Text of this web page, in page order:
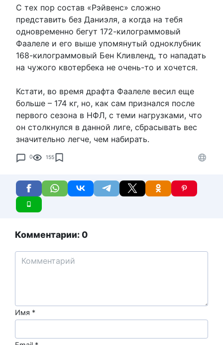
С тех пор состав «Рэйвенс» сложно
представить без Даниэля, а когда на тебя
одновременно бегут 172-килограммовый
Фаалеле и его выше упомянутый одноклубник
168-килограммовый Бен Кливленд, то нападать
на чужого квотербека не очень-то и хочется.
Кстати, во время драфта Фаалеле весил еще
больше – 174 кг, но, как сам признался после
первого сезона в НФЛ, с теми нагрузками, что
он столкнулся в данной лиге, сбрасывать вес
значительно легче, чем набирать.
0 155
Комментарии: 0
Имя *